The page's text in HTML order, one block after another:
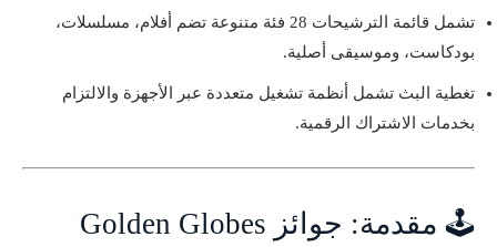
تشمل قائمة الترشيحات 28 فئة متنوعة تضم أفلام، مسلسلات،
بودكاست، وموسيقى أصلية.
تغطية البث تشمل أنظمة تشغيل متعددة عبر الأجهزة والالتزام
بخدمات الاشتراك الرقمية.
🕹️ مقدمة: جوائز Golden Globes